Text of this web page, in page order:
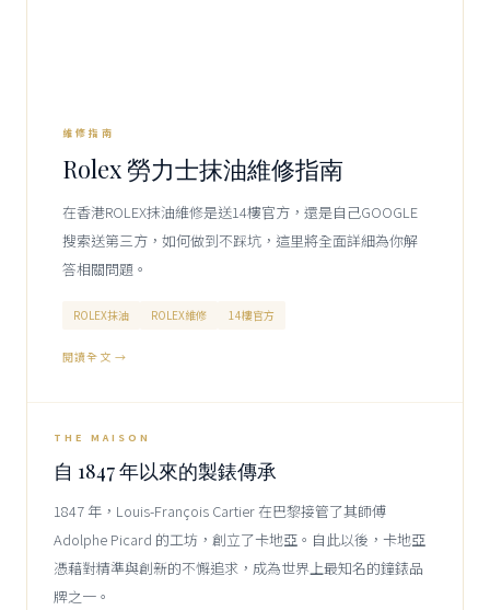
維修指南
Rolex 勞力士抹油維修指南
在香港ROLEX抹油維修是送14樓官方，還是自己GOOGLE
搜索送第三方，如何做到不踩坑，這里將全面詳細為你解
答相關問題。
ROLEX抹油 ROLEX維修 14樓官方
閱讀全文 →
1847
CARTIER
THE MAISON
自 1847 年以來的製錶傳承
1847 年，Louis-François Cartier 在巴黎接管了其師傅
Adolphe Picard 的工坊，創立了卡地亞。自此以後，卡地亞
憑藉對精準與創新的不懈追求，成為世界上最知名的鐘錶品
牌之一。